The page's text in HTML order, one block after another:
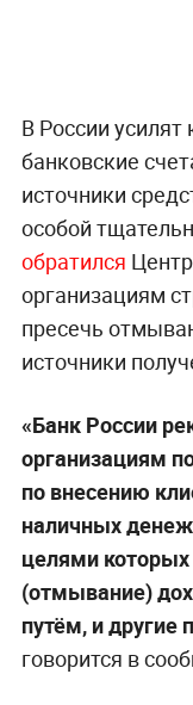
В России
банковские
источники
особой
обратился
организациям
пресечь
источники
«Банк России
организациям
по внесению
наличных
целями
(отмывание)
путём, и другие
говорится в